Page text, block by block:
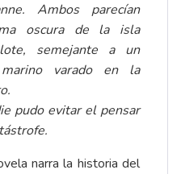
Ambos parecían
oscura de la isla
semejante a un
varado en la
pudo evitar el pensar
narra la historia del